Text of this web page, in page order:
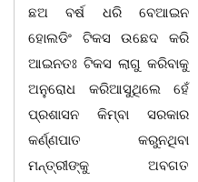
ଛଅ ବର୍ଷ ଧରି ବେଆଇନ
ହୋଲଡିଂ ଟିକସ ଉଛେଦ କରି
ଆଇନତଃ ଟିକସ ଲାଗୁ କରିବାକୁ
ଅନୁରୋଧ କରିଆସୁଥିଲେ ହେଁ
ପ୍ରଶାସନ କିମ୍ବା ସରକାର
କର୍ଣ୍ଣପାତ କରୁନଥିବା
ମନ୍ତ୍ରୀଙ୍କୁ ଅବଗତ